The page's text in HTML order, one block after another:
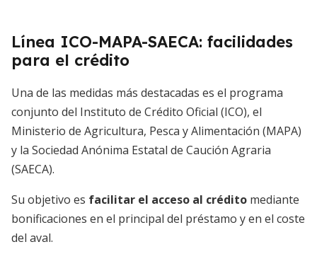
Línea ICO-MAPA-SAECA: facilidades
para el crédito
Una de las medidas más destacadas es el programa
conjunto del Instituto de Crédito Oficial (ICO), el
Ministerio de Agricultura, Pesca y Alimentación (MAPA)
y la Sociedad Anónima Estatal de Caución Agraria
(SAECA).
Su objetivo es facilitar el acceso al crédito mediante
bonificaciones en el principal del préstamo y en el coste
del aval.